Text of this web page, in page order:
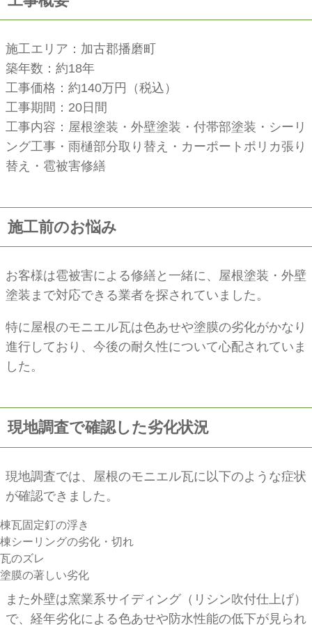
施工エリア：加古郡播磨町
築年数：約18年
工事価格：約140万円（税込）
工事期間：20日間
工事内容：屋根塗装・外壁塗装・付帯部塗装・シーリ
ング工事・雨樋部分取り替え・カーポートポリカ張り
替え・雹被害修繕
施工前のお悩み
お客様は雹被害による修繕と一緒に、屋根塗装・外壁
塗装まで対応できる業者を探されていました。
特に屋根のモニエル瓦は色あせや塗膜の劣化がかなり
進行しており、今後の耐久性について心配されていま
した。
現地調査で確認した劣化状況
現地調査では、屋根のモニエル瓦に以下のような症状
が確認できました。
棟瓦固定釘の浮き
棟シーリングの劣化・切れ
瓦のズレ
塗膜の著しい劣化
また外壁は窯業系サイディング（リシン吹付仕上げ）
で、経年劣化による色あせや防水性能の低下が見られ